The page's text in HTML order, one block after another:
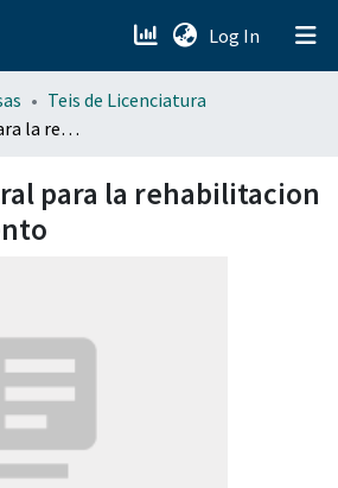
Log In (current)
Teis de Licenciatura
Criterio general para la rehabilitacion de un pavimento
para la rehabilitacion